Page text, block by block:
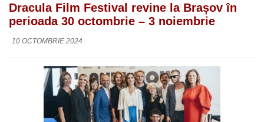
Dracula Film Festival revine la Brașov în
perioada 30 octombrie – 3 noiembrie
10 OCTOMBRIE 2024